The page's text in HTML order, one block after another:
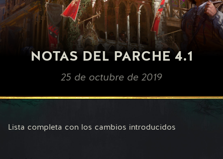
NOTAS DEL PARCHE 4.1
25 de octubre de 2019
Lista completa con los cambios introducidos